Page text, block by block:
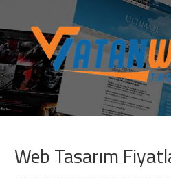
Web Tasarım
Müşteri
Beni Hatırla